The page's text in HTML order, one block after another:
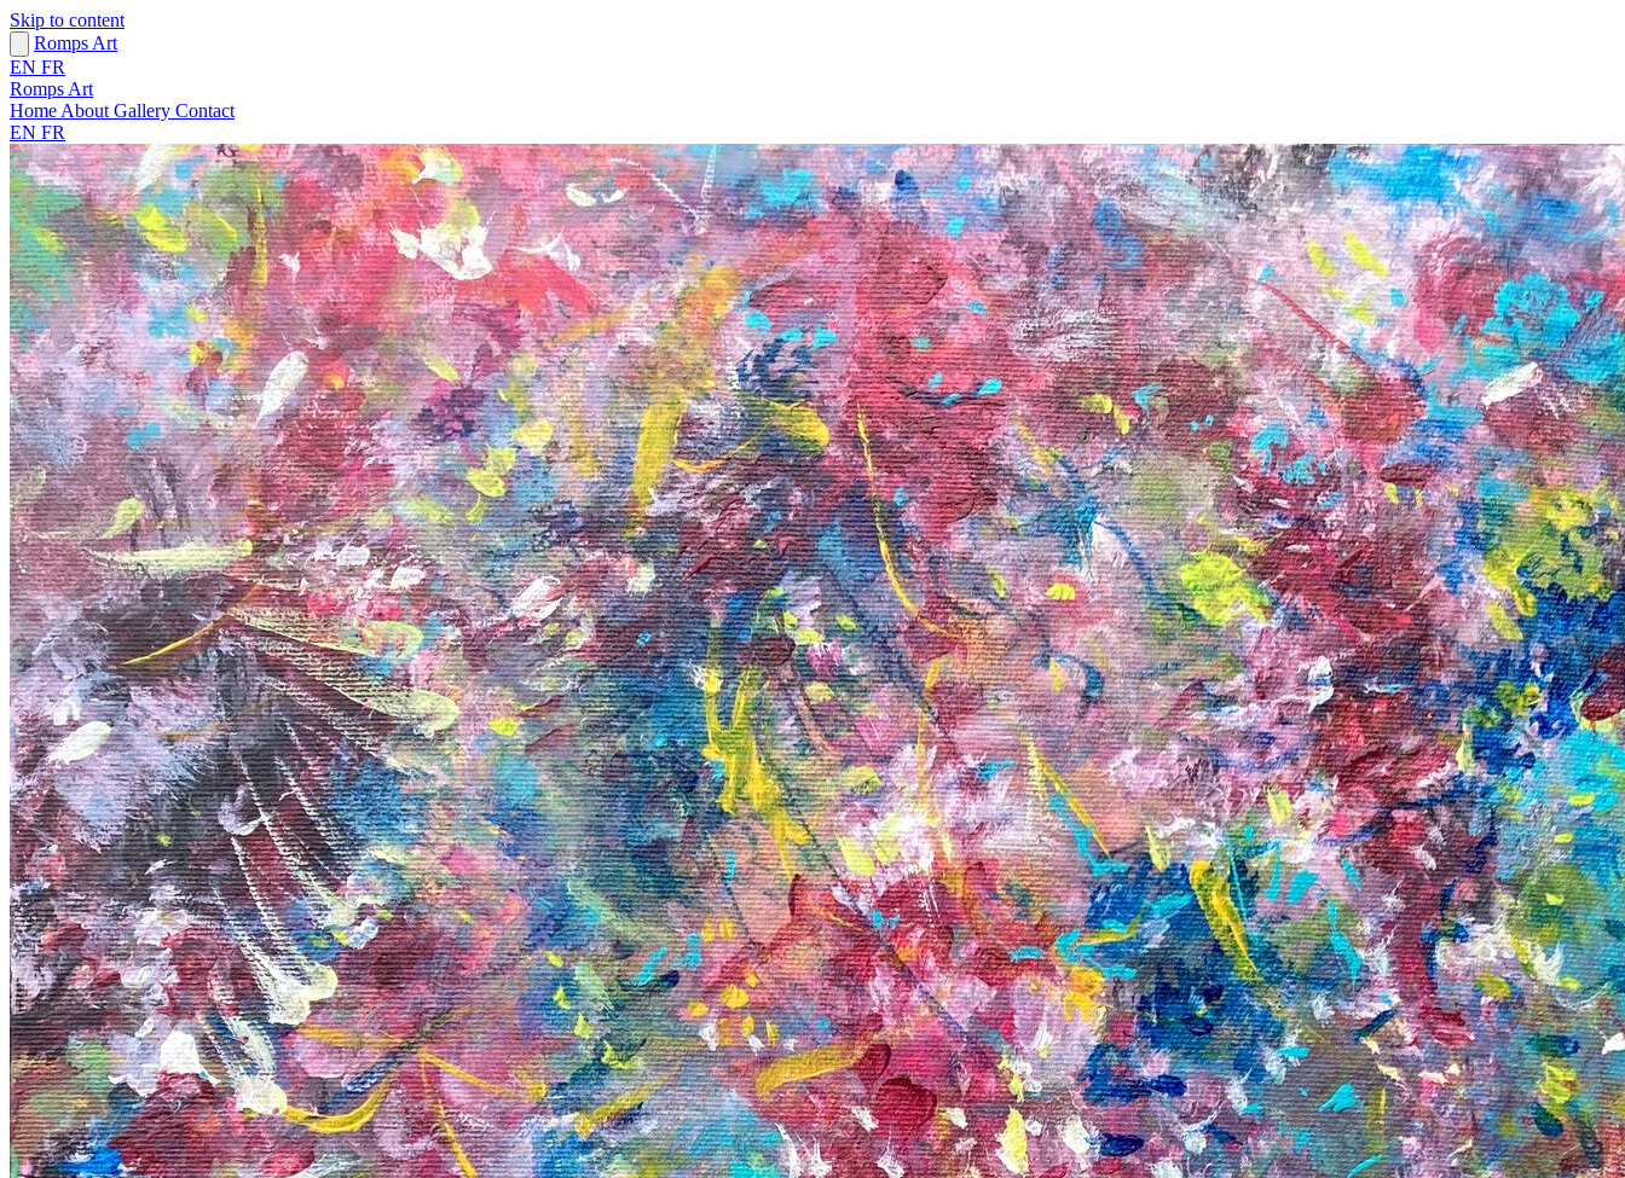
Skip to content
Romps Art
EN FR
Romps Art
Home About Gallery Contact
EN FR